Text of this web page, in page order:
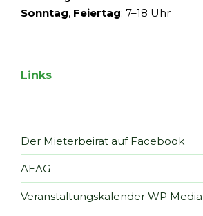
Sonntag, Feiertag: 7–18 Uhr
Links
Der Mieterbeirat auf Facebook
AEAG
Veranstaltungskalender WP Media